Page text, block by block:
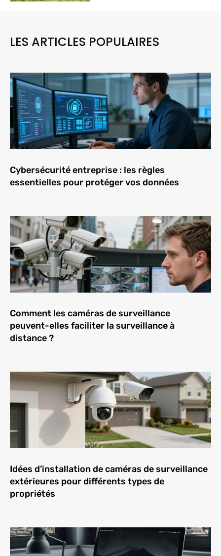
LES ARTICLES POPULAIRES
Cybersécurité entreprise : les règles
essentielles pour protéger vos données
Comment les caméras de surveillance
peuvent-elles faciliter la surveillance à
distance ?
Idées d’installation de caméras de surveillance
extérieures pour différents types de
propriétés